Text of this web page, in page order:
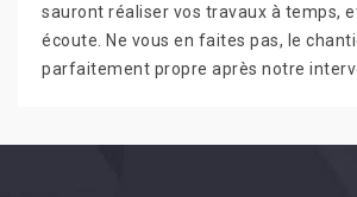
sauront réaliser vos travaux à temps,
écoute. Ne vous en faites pas, le
parfaitement propre après notre